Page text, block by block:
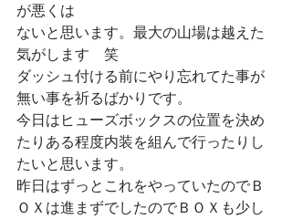
が悪くは
ないと思います。最大の山場は越えた
気がします　笑
ダッシュ付ける前にやり忘れてた事が
無い事を祈るばかりです。
今日はヒューズボックスの位置を決め
たりある程度内装を組んで行ったりし
たいと思います。
昨日はずっとこれをやっていたのでＢ
ＯＸは進まずでしたのでＢＯＸも少し